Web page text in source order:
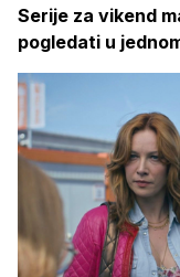
Serije za vikend
pogledati u